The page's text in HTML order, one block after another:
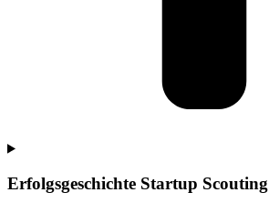
Erfolgsgeschichte Startup Scouting